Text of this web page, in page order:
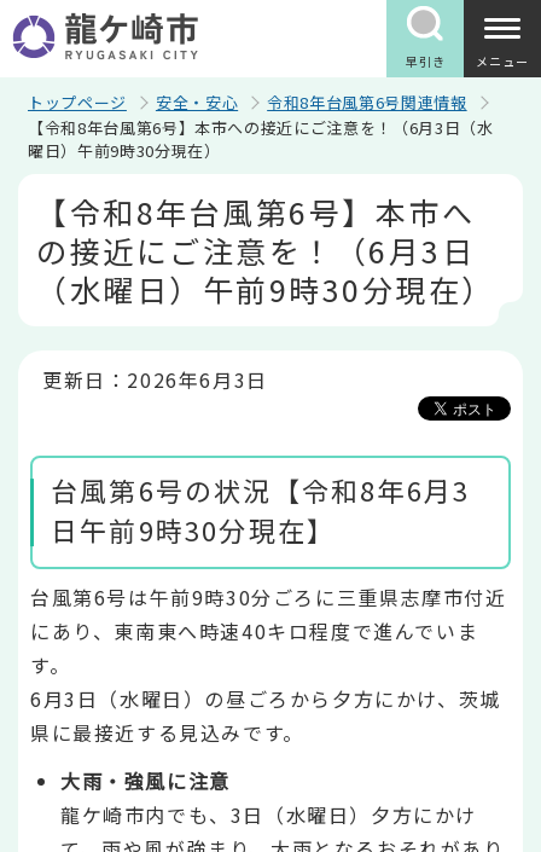
の
ペ
早引き メニュー
トップページ 安全・安心
令和8年台風第6号関連情報
【令和8年台風第6号】本市への接近にご注意を！（6月3日（水
曜日）午前9時30分現在）
【令和8年台風第6号】本市へ
の接近にご注意を！（6月3日
（水曜日）午前9時30分現在）
更新日：2026年6月3日
台風第6号の状況【令和8年6月3
日午前9時30分現在】
台風第6号は午前9時30分ごろに三重県志摩市付近
にあり、東南東へ時速40キロ程度で進んでいま
す。
6月3日（水曜日）の昼ごろから夕方にかけ、茨城
県に最接近する見込みです。
大雨・強風に注意
龍ケ崎市内でも、3日（水曜日）夕方にかけ